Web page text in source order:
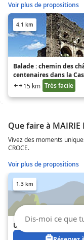
Voir plus de propositions
4.1 km
Balade : chemin des
centenaires dans la
15 km Très facile
Que faire à MAIRIE
Vivez des moments
CROCE.
Voir plus de propositions
1.3 km
U RATAGHJU
Dis-moi ce que